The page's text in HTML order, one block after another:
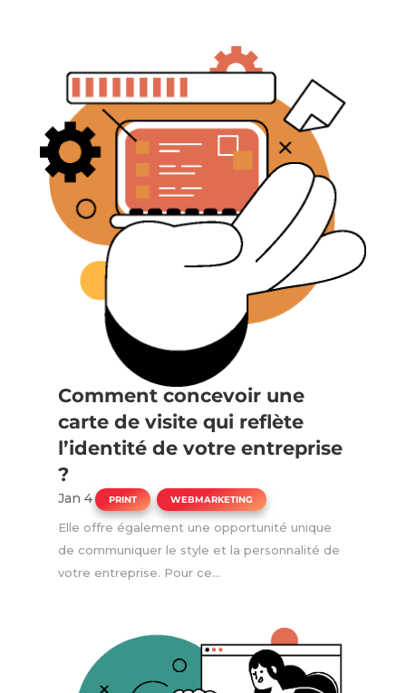
Comment concevoir une
carte de visite qui reflète
l’identité de votre entreprise
?
Jan 4| PRINT , WEBMARKETING
Elle offre également une opportunité unique
de communiquer le style et la personnalité de
votre entreprise. Pour ce...